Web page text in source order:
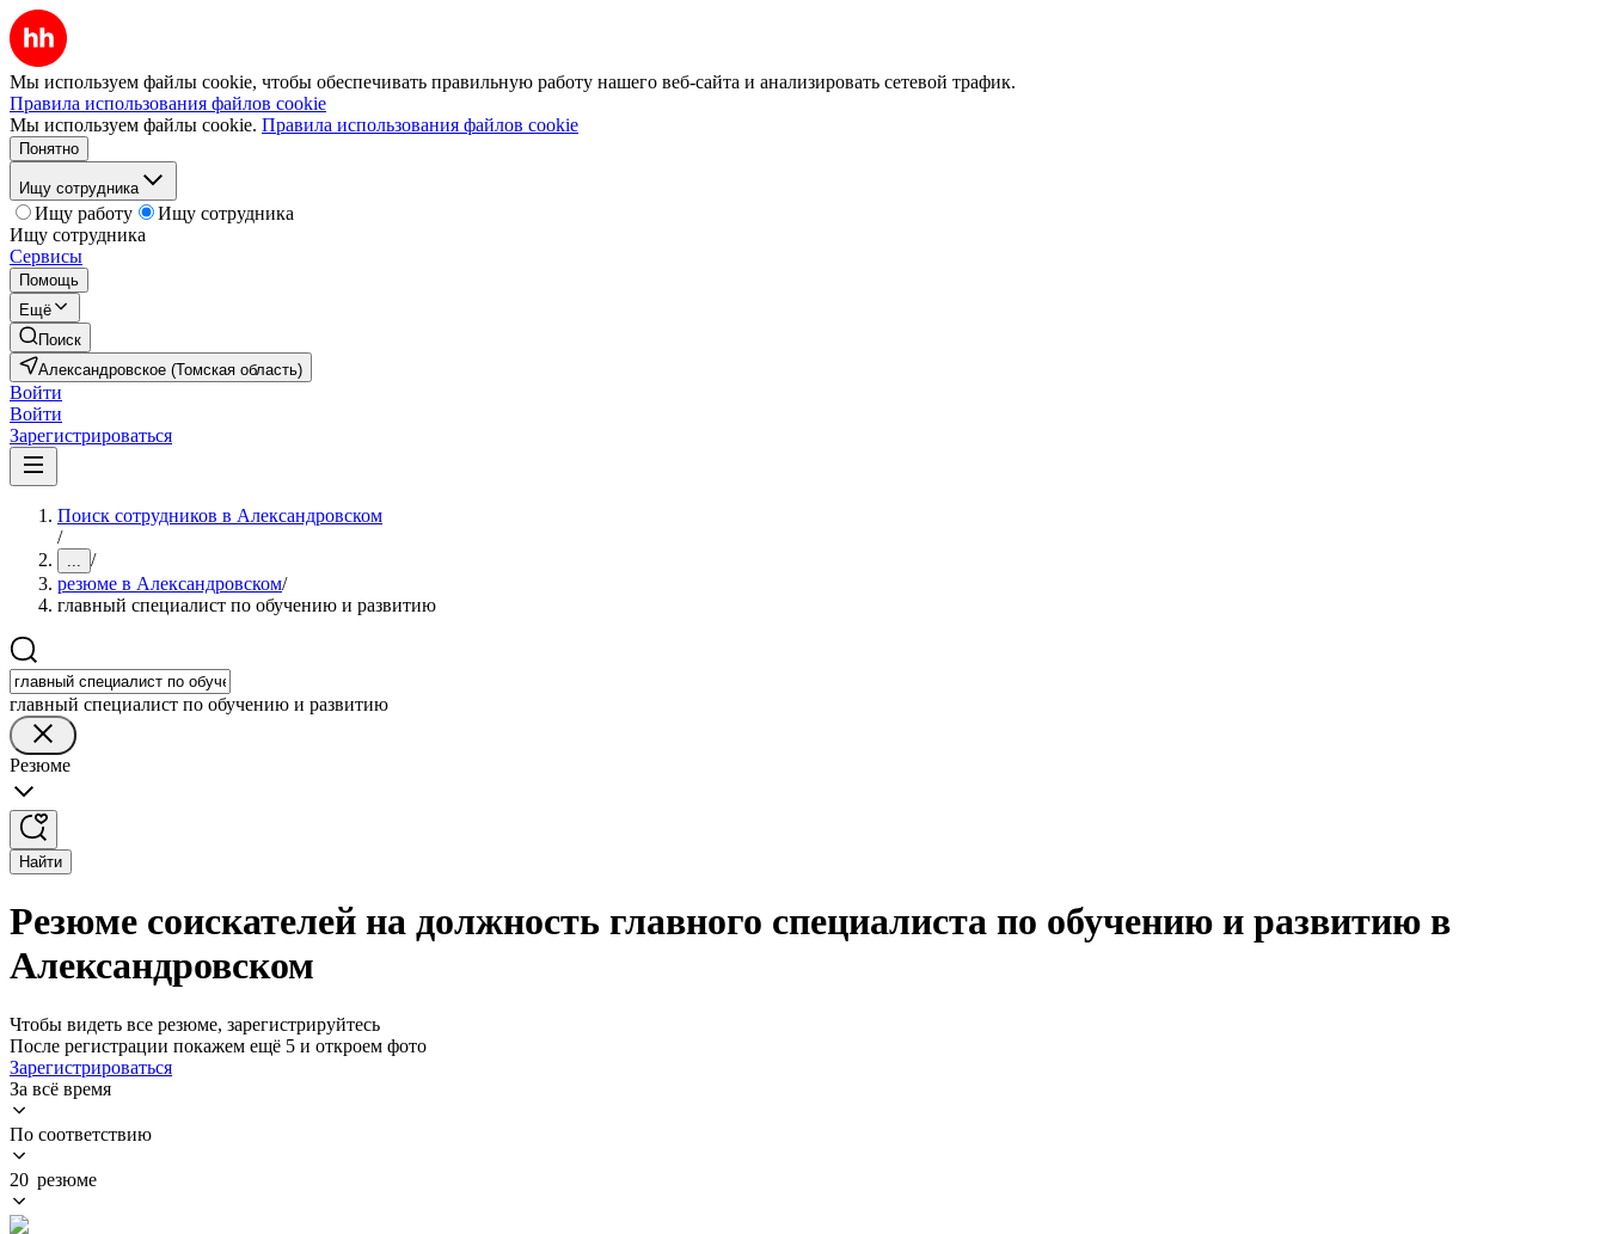
Мы используем файлы cookie, чтобы обеспечивать правильную работу нашего веб-сайта и анализировать сетевой трафик.
Правила использования файлов cookie
Мы используем файлы cookie. Правила использования файлов cookie
Понятно
Ищу сотрудника
Ищу работу
Ищу сотрудника
Ищу сотрудника
Сервисы
Помощь
Ещё
Поиск
Александровское (Томская область)
Войти
Войти
Зарегистрироваться
Поиск сотрудников в Александровском
/
... /
резюме в Александровском/
главный специалист по обучению и развитию
главный специалист по обучению и развитию
Резюме
Найти
Резюме соискателей на должность главного специалиста по обучению и развитию в
Александровском
Чтобы видеть все резюме, зарегистрируйтесь
После регистрации покажем ещё 5 и откроем фото
Зарегистрироваться
За всё время
По соответствию
20 резюме